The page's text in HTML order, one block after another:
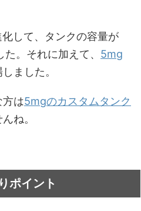
化して、タンクの容量が
。それに加えて、 5mg
ました。
方は5mgのカスタムタンク
ね。
ポイント